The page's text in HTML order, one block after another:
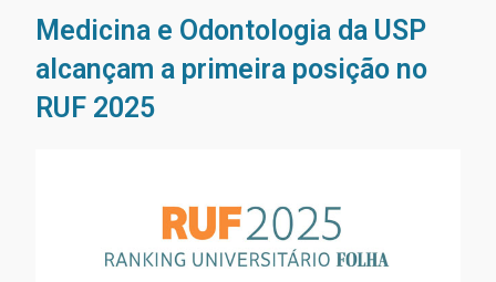
Medicina e Odontologia da USP
alcançam a primeira posição no
RUF 2025